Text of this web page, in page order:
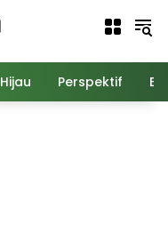
Hijau Perspektif